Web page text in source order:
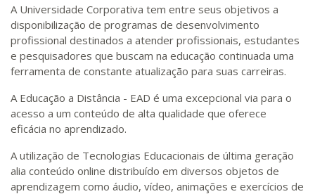
A Universidade Corporativa tem entre seus objetivos a
disponibilização de programas de desenvolvimento
profissional destinados a atender profissionais, estudantes
e pesquisadores que buscam na educação continuada uma
ferramenta de constante atualização para suas carreiras.
A Educação a Distância - EAD é uma excepcional via para o
acesso a um conteúdo de alta qualidade que oferece
eficácia no aprendizado.
A utilização de Tecnologias Educacionais de última geração
alia conteúdo online distribuído em diversos objetos de
aprendizagem como áudio, vídeo, animações e exercícios de